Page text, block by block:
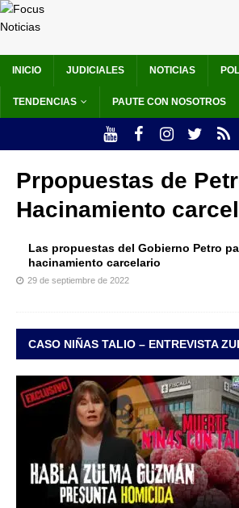
INICIO JUDICIALES NOTICIAS
TENDENCIAS PAUTE CON NOSOTROS
Prpopuestas de
Hacinamiento
Las propuestas del Gobierno Petro
hacinamiento carcelario
29 de septiembre de 2022
CASO NIÑAS TALIO – ENTREVISTA